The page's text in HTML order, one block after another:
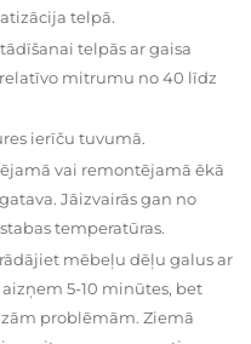
telpā.
telpās ar gaisa
mitrumu no 40 līdz
ierīču tuvumā.
vai remontējamā ēkā
Jāizvairās gan no
temperatūras.
mēbeļu dēļu galus ar
5-10 minūtes, bet
problēmām. Ziemā